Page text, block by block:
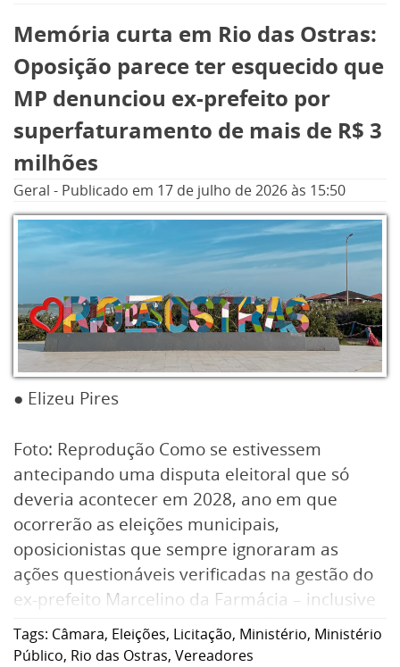
após uma análise produzida pelo Grupo de
Trabalho Unificado de Defesa da Integridade
Eleitoral. O comitê é formado pelo Sistema de
Justiça Eleitoral e pelos setores de inteligência
das forças de segurança, com o objetivo de
impedir que a votação seja realizada em
locais dominados pelo crime organizado e
classificados como de alto risco.
Memória curta em Rio das Ostras:
Oposição parece ter esquecido que
MP denunciou ex-prefeito por
superfaturamento de mais de R$ 3
milhões
Geral - Publicado em 17 de julho de 2026às 15:50
● Elizeu Pires
Foto: Reprodução Como se estivessem
antecipando uma disputa eleitoral que só
deveria acontecer em 2028, ano em que
ocorrerão as eleições municipais,
oposicionistas que sempre ignoraram as
ações questionáveis verificadas na gestão do
ex-prefeito Marcelino da Farmácia – inclusive
batendo palma para tudo na Câmara de
Vereadores – estão olhando com lupa os atos
Tags: Câmara, Eleições, Licitação, Ministério, Ministério
Público, Rio das Ostras, Vereadores